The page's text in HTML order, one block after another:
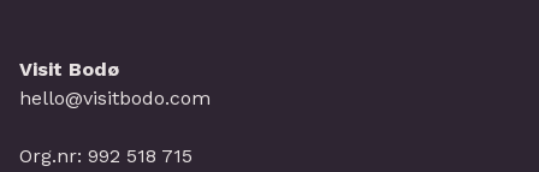
Visit Bodø
hello@visitbodo.com
Org.nr: 992 518 715